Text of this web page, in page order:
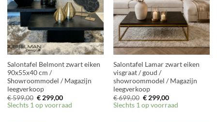
Salontafel Belmont zwart eiken
90x55x40 cm /
Showroommodel / Magazijn
leegverkoop
€599,00 Oorspronkelijke
prijs
was:
€299,00Huidige
prijs
is:
Slechts 1 op voorraad
Salontafel Lamar zwart eiken
visgraat / goud /
showroommodel / Magazijn
leegverkoop
€699,00 Oorspronkelijke
prijs
was:
€299,00Huidige
prijs
is:
Slechts 1 op voorraad